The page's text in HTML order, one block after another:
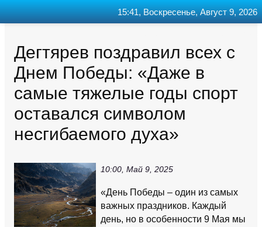
Дегтярев поздравил всех с
Днем Победы: «Даже в
самые тяжелые годы спорт
оставался символом
несгибаемого духа»
10:00, Май 9, 2025
«День Победы – один из самых
важных праздников. Каждый
день, но в особенности 9 Мая мы
15:41, Воскресенье, Август 9, 2026